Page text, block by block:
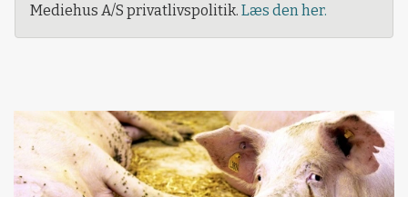
Mediehus A/S privatlivspolitik. Læs den her.